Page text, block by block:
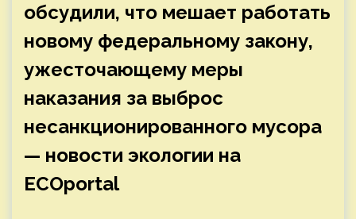
обсудили, что мешает работать
новому федеральному закону,
ужесточающему меры
наказания за выброс
несанкционированного мусора
— новости экологии на
ECOportal